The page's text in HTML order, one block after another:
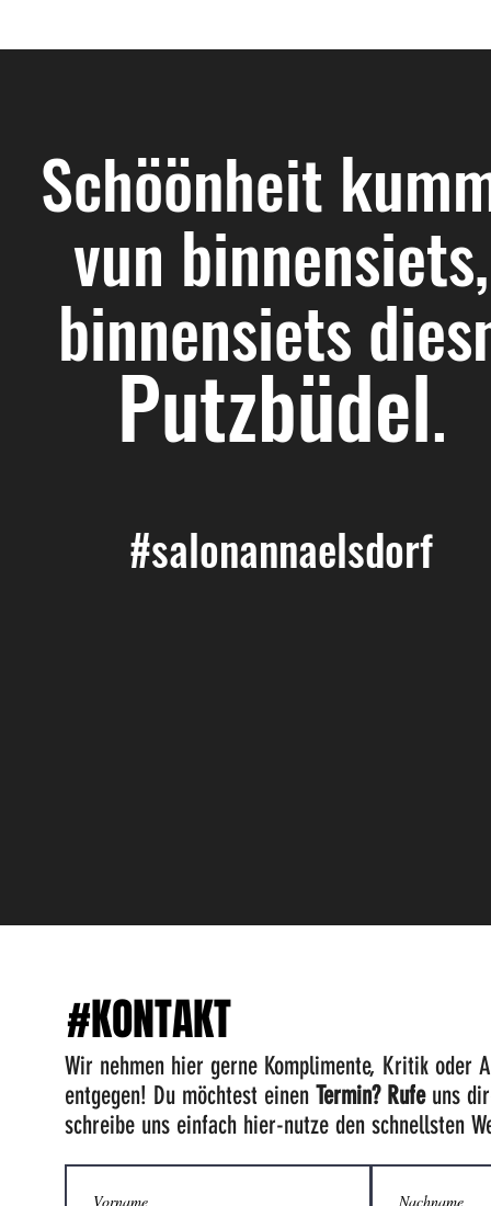
Schöönheit
vun binnensiets,
binnensiets
Putzbüdel.
#salonannaelsdorf
#KONTAKT
Wir nehmen hier gerne Komplimente, Kritik oder
entgegen! Du möchtest einen Termin? Rufeuns
schreibe uns einfach hier-nutze den schnellsten